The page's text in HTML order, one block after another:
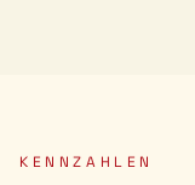
KENNZAHLEN